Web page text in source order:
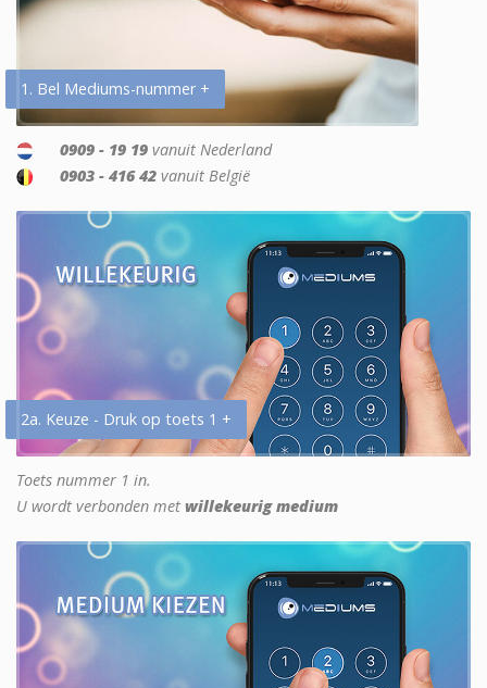
1. Bel Mediums-nummer +
0909 - 19 19 vanuit Nederland
0903 - 416 42 vanuit België
2a. Keuze - Druk op toets 1 +
Toets nummer 1 in.
U wordt verbonden met willekeurig medium